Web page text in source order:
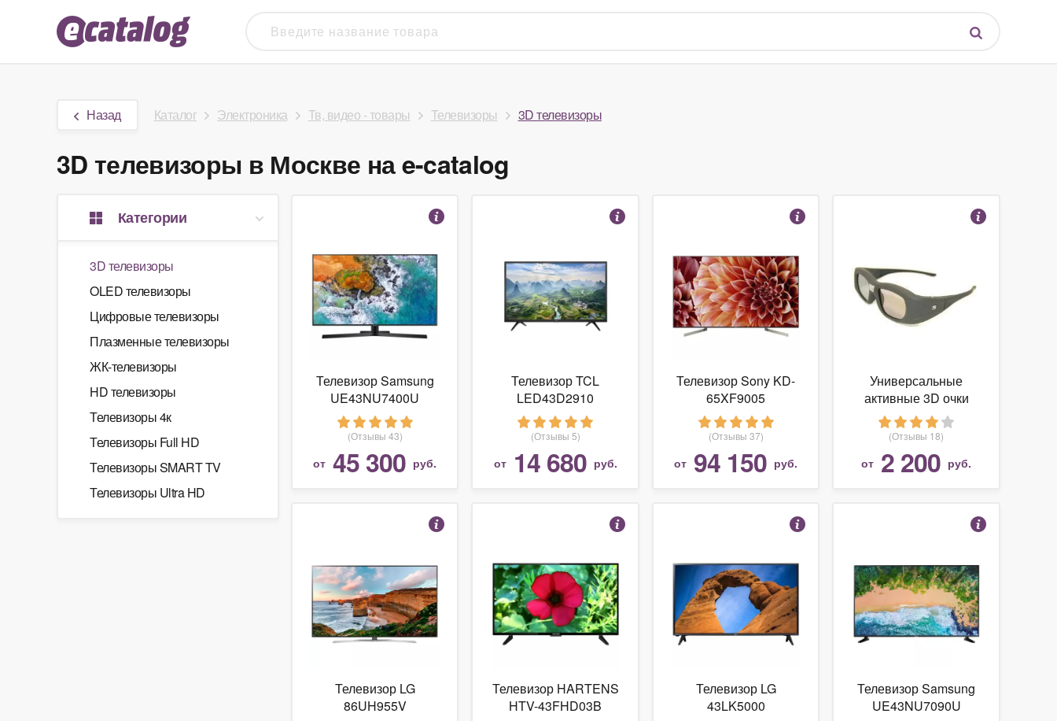
Назад Каталог Электроника Тв, видео - товары Телевизоры 3D телевизоры
3D телевизоры в Москве на e-catalog
Категории
3D телевизоры
OLED телевизоры
Цифровые телевизоры
Плазменные телевизоры
ЖК-телевизоры
HD телевизоры
Телевизоры 4к
Телевизоры Full HD
Телевизоры SMART TV
Телевизоры Ultra HD
Телевизор Samsung
UE43NU7400U
(Отзывы 43)
от 45 300 руб.
Телевизор TCL
LED43D2910
(Отзывы 5)
от 14 680 руб.
Телевизор Sony KD-
65XF9005
(Отзывы 37)
от 94 150 руб.
Универсальные
активные 3D очки
Palmexx 3D-PX-
200PLUS - 3D очки
(Отзывы 18)
от 2 200 руб.
Телевизор LG
86UH955V
Телевизор HARTENS
HTV-43FHD03B
Телевизор LG
43LK5000
Телевизор Samsung
UE43NU7090U